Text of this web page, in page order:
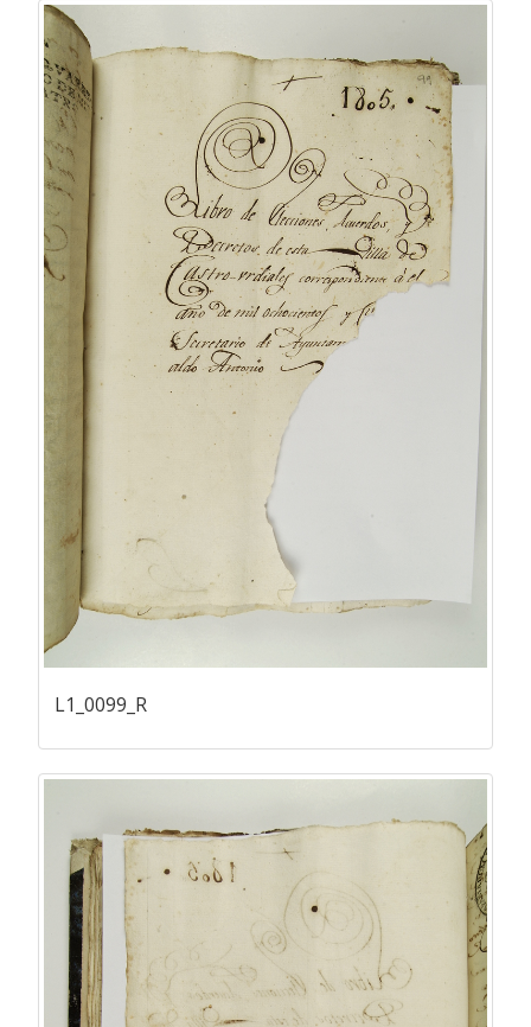
L1_0099_R